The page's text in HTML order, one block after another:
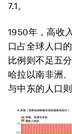
7.1。
1950年，高收
口占全球人口
比例则不足五
哈拉以南非洲
与中东的人口